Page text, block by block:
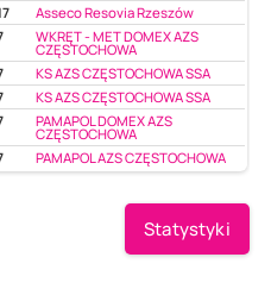
Asseco Resovia Rzeszów
WKRĘT - MET DOMEX AZS
CZĘSTOCHOWA
KS AZS CZĘSTOCHOWA SSA
KS AZS CZĘSTOCHOWA SSA
PAMAPOL DOMEX AZS
CZĘSTOCHOWA
PAMAPOL AZS CZĘSTOCHOWA
Statystyki